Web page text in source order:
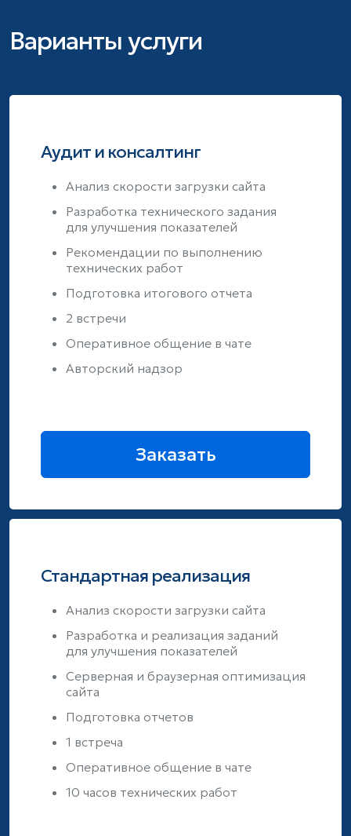
Варианты услуги
Аудит и консалтинг
Анализ скорости загрузки сайта
Разработка технического задания
для улучшения показателей
Рекомендации по выполнению
технических работ
Подготовка итогового отчета
2 встречи
Оперативное общение в чате
Авторский надзор
Заказать
Стандартная реализация
Анализ скорости загрузки сайта
Разработка и реализация заданий
для улучшения показателей
Серверная и браузерная оптимизация
сайта
Подготовка отчетов
1 встреча
Оперативное общение в чате
10 часов технических работ